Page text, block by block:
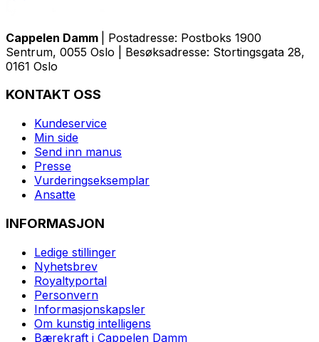
Cappelen Damm
| Postadresse: Postboks 1900
Sentrum, 0055 Oslo | Besøksadresse: Stortingsgata 28,
0161 Oslo
KONTAKT OSS
Kundeservice
Min side
Send inn manus
Presse
Vurderingseksemplar
Ansatte
INFORMASJON
Ledige stillinger
Nyhetsbrev
Royaltyportal
Personvern
Informasjonskapsler
Om kunstig intelligens
Bærekraft i Cappelen Damm